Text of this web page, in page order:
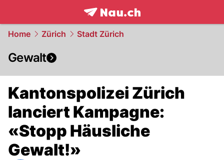
frontpage.NAU.ch
Home Zürich Stadt Zürich
Gewalt
Kantonspolizei Zürich
lanciert Kampagne:
«Stopp Häusliche
Gewalt!»